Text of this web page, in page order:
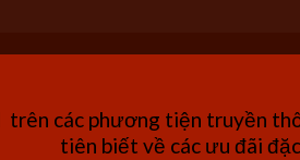
các phương tiện truyền
tiên biết về các ưu đãi